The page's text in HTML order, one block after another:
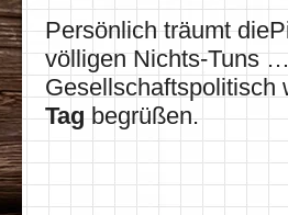
Persönlich träumt
völligen Nichts-Tuns
Gesellschaftspolitisch
Tagbegrüßen.